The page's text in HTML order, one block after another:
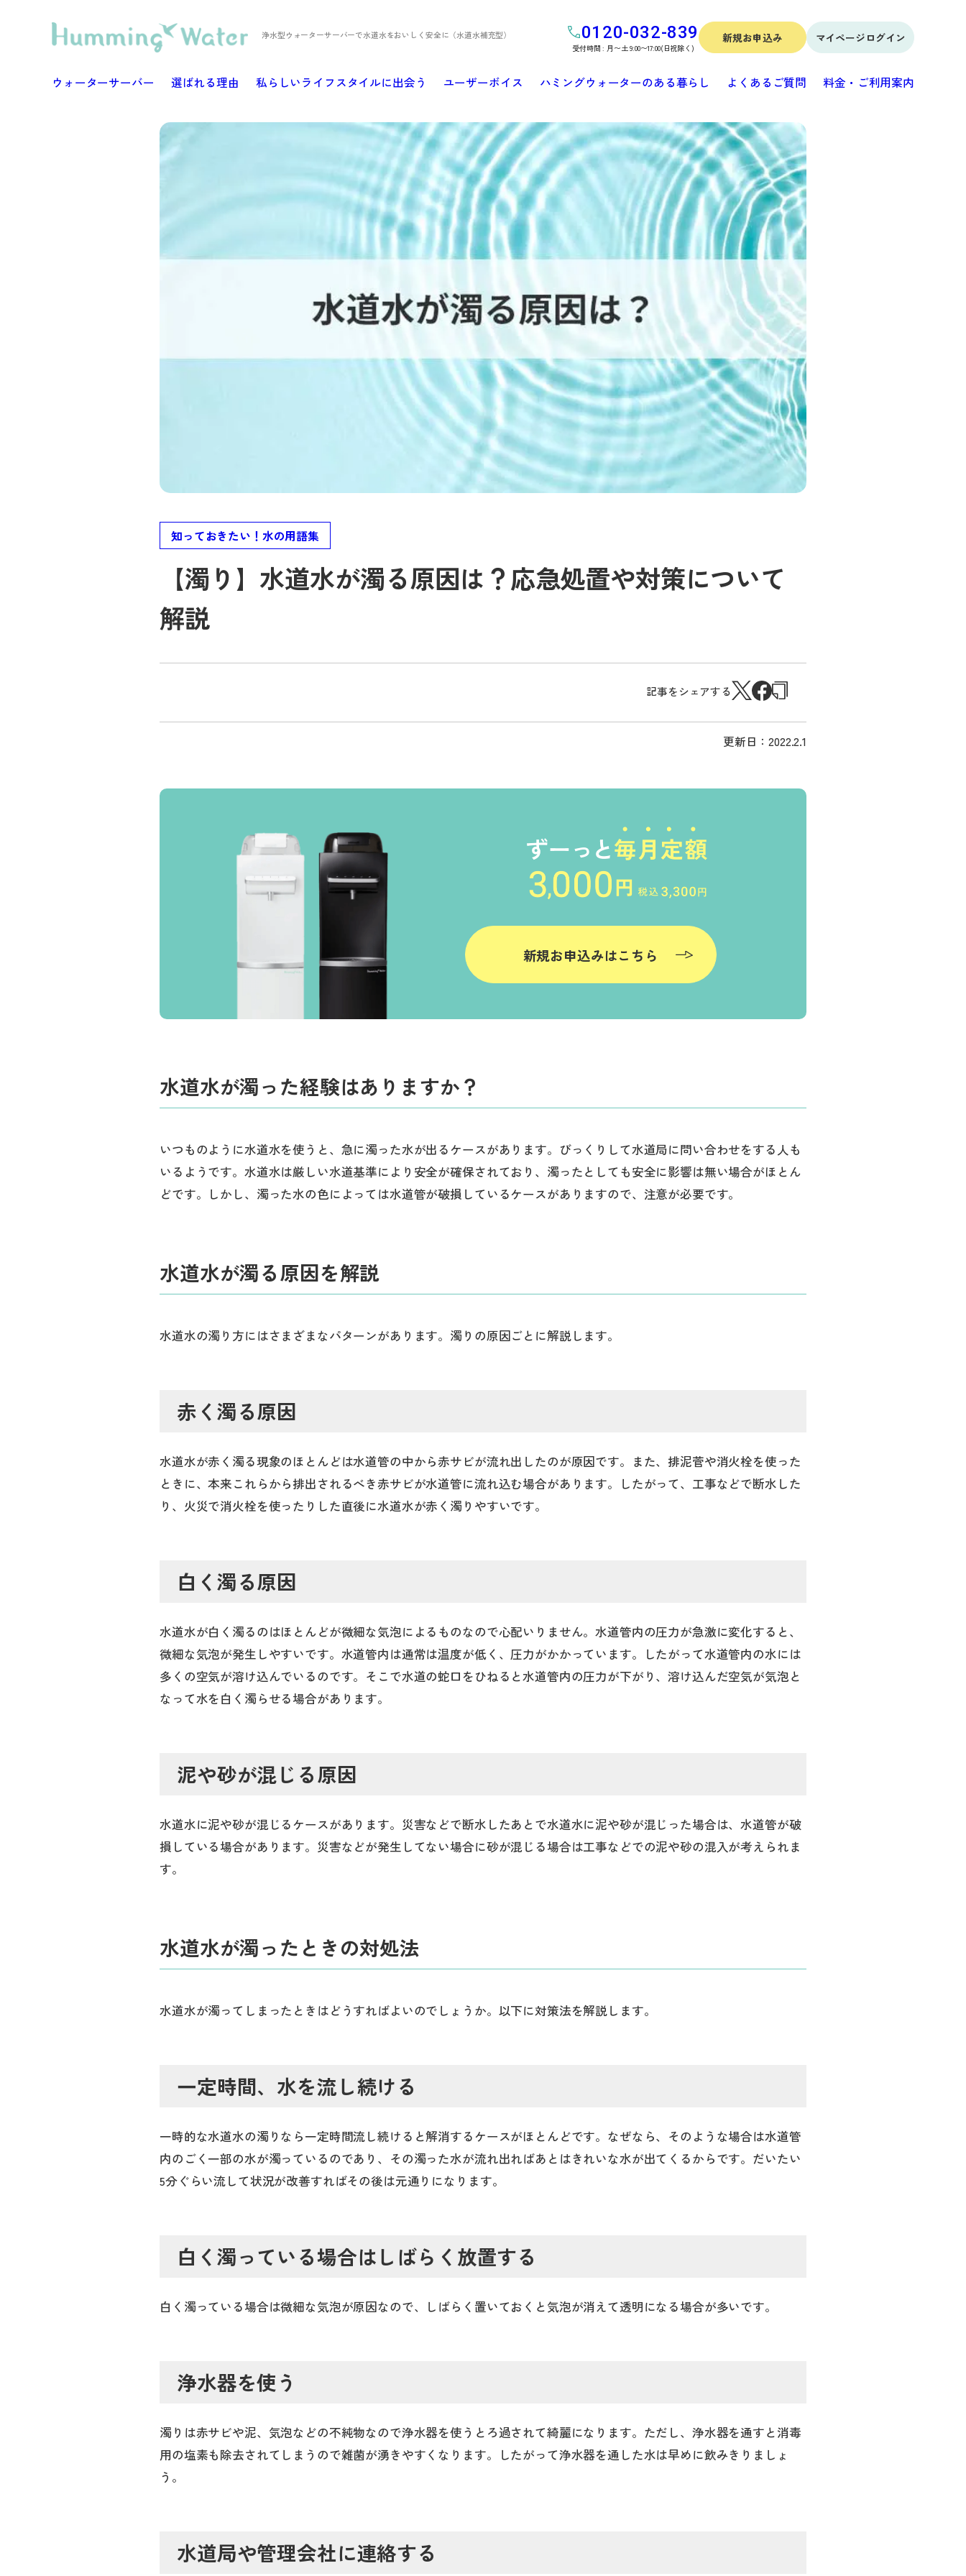
浄水型ウォーターサーバーで水道水をおいしく安全に（水道水補充型） 0120-032-839
受付時間 : 月〜土 9:00〜17:00(日祝除く)
新規お申込み マイページログイン
ウォーターサーバー 選ばれる理由 私らしいライフスタイルに出会う ユーザーボイス ハミングウォーターのある暮らし よくあるご質問 料金・ご利用案内
知っておきたい！水の用語集
【濁り】水道水が濁る原因は？応急処置や対策について
解説
記事をシェアする
更新日：2022.2.1
新規お申込みはこちら
水道水が濁った経験はありますか？
いつものように水道水を使うと、急に濁った水が出るケースがあります。びっくりして水道局に問い合わせをする人も
いるようです。水道水は厳しい水道基準により安全が確保されており、濁ったとしても安全に影響は無い場合がほとん
どです。しかし、濁った水の色によっては水道管が破損しているケースがありますので、注意が必要です。
水道水が濁る原因を解説
水道水の濁り方にはさまざまなパターンがあります。濁りの原因ごとに解説します。
赤く濁る原因
水道水が赤く濁る現象のほとんどは水道管の中から赤サビが流れ出したのが原因です。また、排泥菅や消火栓を使った
ときに、本来これらから排出されるべき赤サビが水道管に流れ込む場合があります。したがって、工事などで断水した
り、火災で消火栓を使ったりした直後に水道水が赤く濁りやすいです。
白く濁る原因
水道水が白く濁るのはほとんどが微細な気泡によるものなので心配いりません。水道管内の圧力が急激に変化すると、
微細な気泡が発生しやすいです。水道管内は通常は温度が低く、圧力がかかっています。したがって水道管内の水には
多くの空気が溶け込んでいるのです。そこで水道の蛇口をひねると水道管内の圧力が下がり、溶け込んだ空気が気泡と
なって水を白く濁らせる場合があります。
泥や砂が混じる原因
水道水に泥や砂が混じるケースがあります。災害などで断水したあとで水道水に泥や砂が混じった場合は、水道管が破
損している場合があります。災害などが発生してない場合に砂が混じる場合は工事などでの泥や砂の混入が考えられま
す。
水道水が濁ったときの対処法
水道水が濁ってしまったときはどうすればよいのでしょうか。以下に対策法を解説します。
一定時間、水を流し続ける
一時的な水道水の濁りなら一定時間流し続けると解消するケースがほとんどです。なぜなら、そのような場合は水道管
内のごく一部の水が濁っているのであり、その濁った水が流れ出ればあとはきれいな水が出てくるからです。だいたい
5分ぐらい流して状況が改善すればその後は元通りになります。
白く濁っている場合はしばらく放置する
白く濁っている場合は微細な気泡が原因なので、しばらく置いておくと気泡が消えて透明になる場合が多いです。
浄水器を使う
濁りは赤サビや泥、気泡などの不純物なので浄水器を使うとろ過されて綺麗になります。ただし、浄水器を通すと消毒
用の塩素も除去されてしまうので雑菌が湧きやすくなります。したがって浄水器を通した水は早めに飲みきりましょ
う。
水道局や管理会社に連絡する